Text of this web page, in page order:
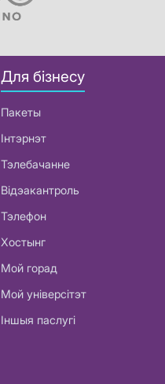
Для бізнесу
Пакеты
Інтэрнэт
Тэлебачанне
Відэакантроль
Тэлефон
Хостынг
Мой горад
Мой універсітэт
Іншыя паслугі